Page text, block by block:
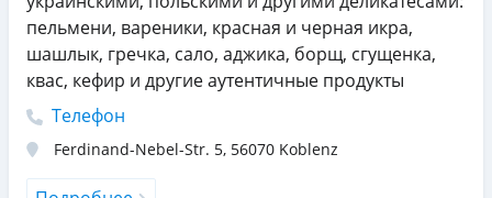
пельмени, вареники, красная и черная икра,
шашлык, гречка, сало, аджика, борщ, сгущенка,
квас, кефир и другие аутентичные продукты
Телефон
Ferdinand-Nebel-Str. 5, 56070 Koblenz